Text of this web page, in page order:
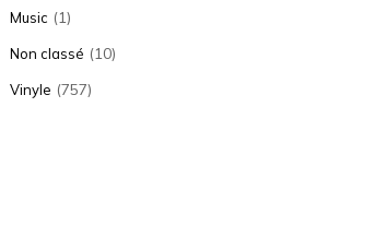
Music (1)
Non classé (10)
Vinyle (757)